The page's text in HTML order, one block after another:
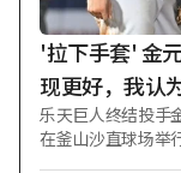
即将到来的比赛中
时间。”此外还补
参赛具有重要意义
'拉下手套' 金
现更好，我认
乐天巨人终结投手
在釜山沙直球场举